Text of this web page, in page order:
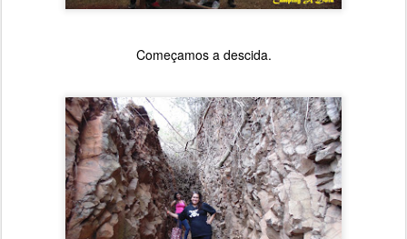
Começamos a descida.